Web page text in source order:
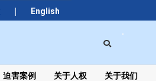
| English
迫害案例 关于人权 关于我们